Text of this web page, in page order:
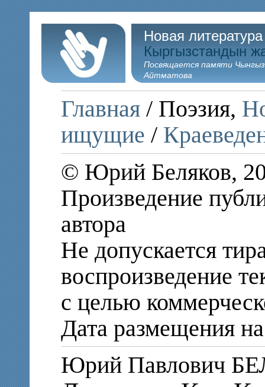
Новая
Кыргызстандын
Посвящается памяти
Айтматова
Главная / Поэзия,
ищущие /
© Юрий Беляков,
Произведение
автора
Не допускается
воспроизведение
с целью
Дата размещения
Юрий Павлович